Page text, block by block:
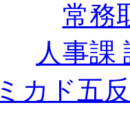
常務
人事課
ミカド五